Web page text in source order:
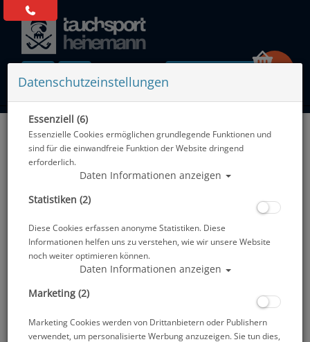
Alle Artikel zeigen aus: UV-Schutz
Datenschutzeinstellungen
Essenziell (6)
Essenzielle Cookies ermöglichen grundlegende Funktionen und
sind für die einwandfreie Funktion der Website dringend
erforderlich.
Daten Informationen anzeigen
Statistiken (2)
Diese Cookies erfassen anonyme Statistiken. Diese
Informationen helfen uns zu verstehen, wie wir unsere Website
noch weiter optimieren können.
Daten Informationen anzeigen
Marketing (2)
Marketing Cookies werden von Drittanbietern oder Publishern
verwendet, um personalisierte Werbung anzuzeigen. Sie tun dies,